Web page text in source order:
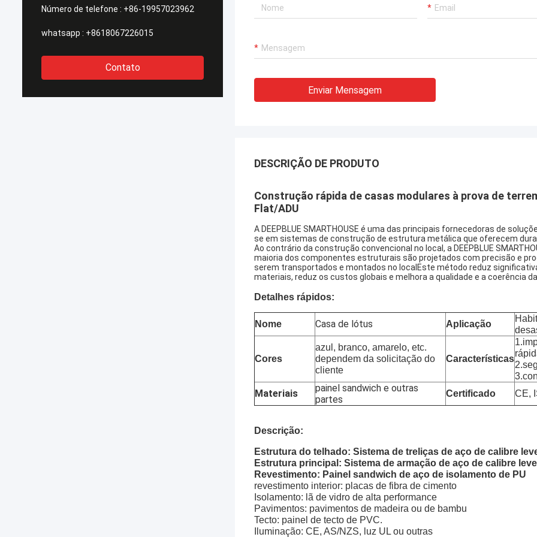
Número de telefone : +86-19957023962
whatsapp : +8618067226015
Contato
Enviar Mensagem
DESCRIÇÃO DE PRODUTO
Construção rápida de casas modulares à prova de
Flat/ADU
A DEEPBLUE SMARTHOUSE é uma das principais fornecedoras de
se em sistemas de construção de estrutura metálica que oferecem
Ao contrário da construção convencional no local, a DEEPBLUE
maioria dos componentes estruturais são projetados com precisão e
serem transportados e montados no localEste método reduz
materiais, reduz os custos globais e melhora a qualidade e a coerência
Detalhes rápidos:
Nome Casa de lótus Aplicação
Cores
azul, branco, amarelo, etc.
dependem da solicitação do
cliente
Características
Materiais
painel sandwich e outras
partes
Certificado CE,
Descrição:
Estrutura do telhado: Sistema de treliças de aço de calibre
Estrutura principal: Sistema de armação de aço de calibre leve
Revestimento: Painel sandwich de aço de isolamento de PU
revestimento interior: placas de fibra de cimento
Isolamento: lã de vidro de alta performance
Pavimentos: pavimentos de madeira ou de bambu
Tecto: painel de tecto de PVC.
Iluminação: CE, AS/NZS, luz UL ou outras